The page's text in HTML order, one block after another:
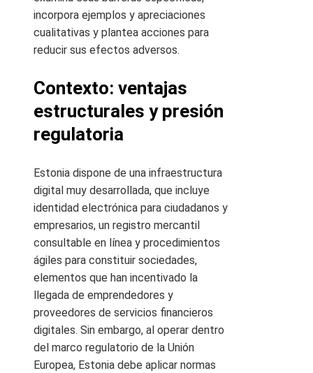
incorpora ejemplos y apreciaciones
cualitativas y plantea acciones para
reducir sus efectos adversos.
Contexto: ventajas
estructurales y presión
regulatoria
Estonia dispone de una infraestructura
digital muy desarrollada, que incluye
identidad electrónica para ciudadanos y
empresarios, un registro mercantil
consultable en línea y procedimientos
ágiles para constituir sociedades,
elementos que han incentivado la
llegada de emprendedores y
proveedores de servicios financieros
digitales. Sin embargo, al operar dentro
del marco regulatorio de la Unión
Europea, Estonia debe aplicar normas